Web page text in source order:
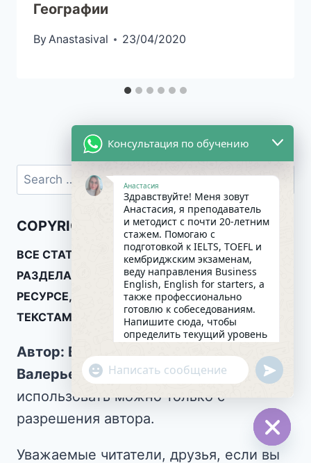
Географии
ByAnastasival 23/04/2020
COPYRIGHT ©
ВСЕ СТАТЬИ В ГРУППАХ И ТЕМАТИЧЕСКИХ
РАЗДЕЛАХ, ПРЕДСТАВЛЕННЫЕ НА ЭТОМ
РЕСУРСЕ, ЯВЛЯЮТСЯ ОРИГИНАЛЬНЫМИ
ТЕКСТАМИ.
Автор: Валяева Анастасия
Валерьевна. Распространять и
использовать можно только с
разрешения автора.
Уважаемые читатели, друзья, если выHide
Консультация по обучению
Анастасия
Здравствуйте! Меня зовут
Анастасия, я преподаватель
и методист с почти 20-летним
стажем. Помогаю с
подготовкой к IELTS, TOEFL и
кембриджским экзаменам,
веду направления Business
English, English for starters, а
также профессионально
готовлю к собеседованиям.
Напишите сюда, чтобы
определить текущий уровень
английского и составить
индивидуальный план
занятий. Какова главная цель
в изучении языка на
сегодняшний день?
"+chaty_settings.lang.emoji_picker+"
WhatsApp
Message